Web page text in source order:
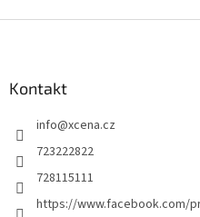
Kontakt
info@xcena.cz
723222822
728115111
https://www.facebook.com/